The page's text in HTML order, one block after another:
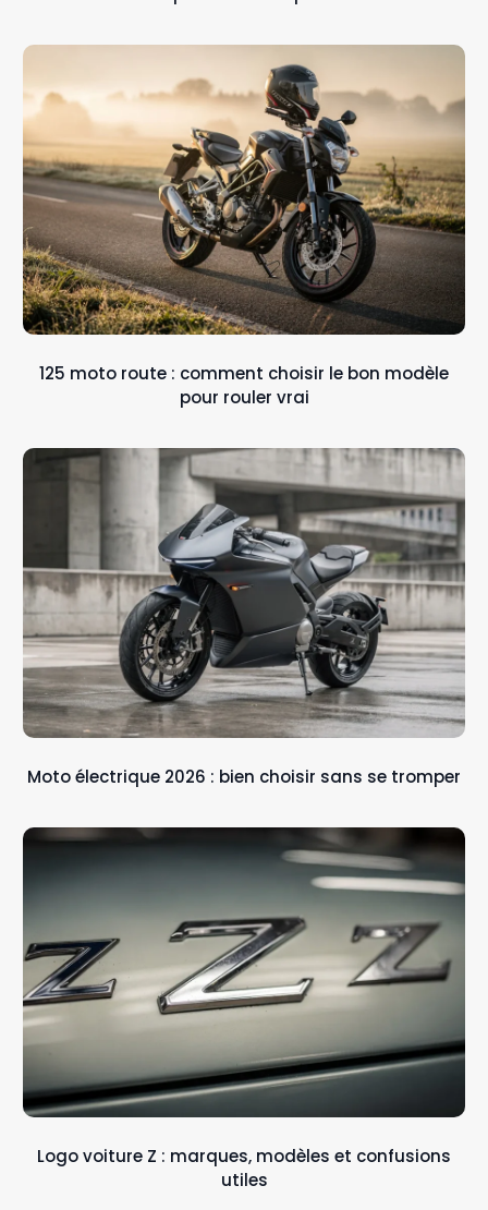
125 moto route : comment choisir le bon modèle
pour rouler vrai
Moto électrique 2026 : bien choisir sans se tromper
Logo voiture Z : marques, modèles et confusions
utiles